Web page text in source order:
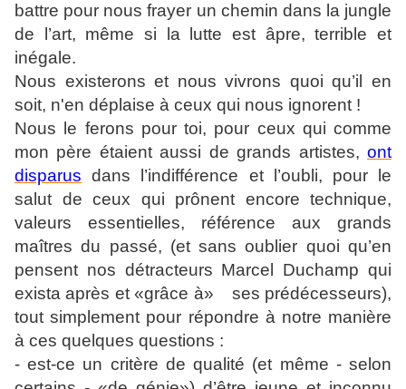
battre pour nous frayer un chemin dans la jungle
de l’art, même si la lutte est âpre, terrible et
inégale.
Nous existerons et nous vivrons quoi qu’il en
soit, n'en déplaise à ceux qui nous ignorent !
Nous le ferons pour toi, pour ceux qui comme
mon père étaient aussi de grands artistes, ont
disparus dans l’indifférence et l’oubli, pour le
salut de ceux qui prônent encore technique,
valeurs essentielles, référence aux grands
maîtres du passé, (et sans oublier quoi qu’en
pensent nos détracteurs Marcel Duchamp qui
exista après et «grâce à» ses prédécesseurs),
tout simplement pour répondre à notre manière
à ces quelques questions :
- est-ce un critère de qualité (et même - selon